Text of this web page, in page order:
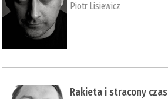
Piotr Lisiewicz
Rakieta i stracony czas